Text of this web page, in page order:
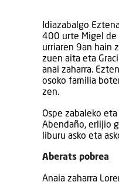
Idiazabalgo
400 urte Migel de
urriaren 9an hain
zuen aita eta
anai zaharra.
osoko familia
zen.
Ospe zabaleko
Abendaño, erlijio
liburu asko eta
Aberats pobrea
Anaia zaharra